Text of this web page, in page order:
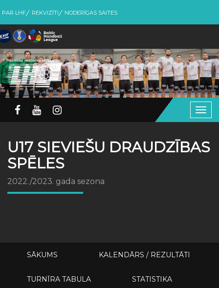
PAR LHF REKVIZĪTI NODERĪGAS SAITES
U17 SIEVIEŠU DRAUDZĪBAS
SPĒLES
2022./2023. gada sezona
SĀKUMS KALENDĀRS / REZULTĀTI
TURNĪRA TABULA STATISTIKA